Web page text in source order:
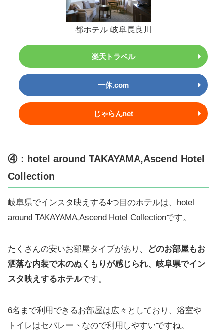
都ホテル 岐阜長良川
楽天トラベル
一休.com
じゃらんnet
④：hotel around TAKAYAMA,Ascend Hotel
Collection
岐阜県でインスタ映えする4つ目のホテルは、hotel
around TAKAYAMA,Ascend Hotel Collectionです。
たくさんの安いお部屋タイプがあり、
どのお部屋もお
洒落な内装で木のぬくもりが感じられ、岐阜県でイン
スタ映えするホテルです。
6名まで利用できるお部屋は広々としており、浴室や
トイレはセパレートなので利用しやすいですね。